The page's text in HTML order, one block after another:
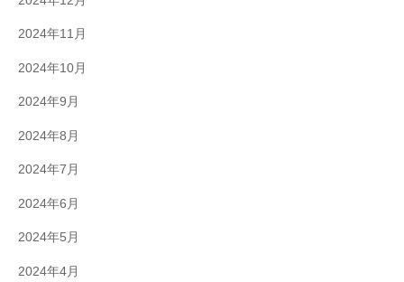
2024年11月
2024年10月
2024年9月
2024年8月
2024年7月
2024年6月
2024年5月
2024年4月